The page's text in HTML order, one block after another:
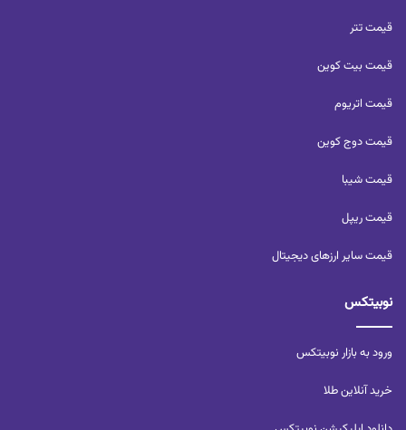
قیمت تتر
قیمت بیت کوین
قیمت اتریوم
قیمت دوج کوین
قیمت شیبا
قیمت ریپل
قیمت سایر ارزهای دیجیتال
نوبیتکس
ورود به بازار نوبیتکس
خرید آنلاین طلا